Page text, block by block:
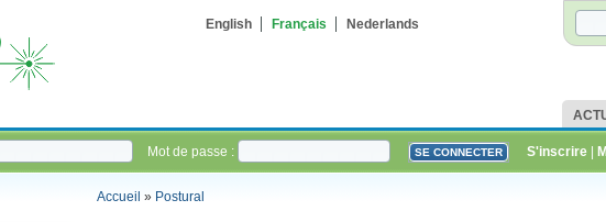
English Français Nederlands
Mot de passe : S'inscrire
Accueil » Postural